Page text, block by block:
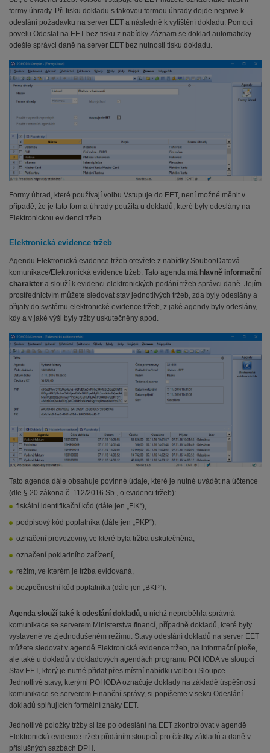
formy úhrady. Při tisku dokladu s takovou formou úhrady dojde nejprve k
odeslání požadavku na server EET a následně k vytištění dokladu. Pomocí
povelu Odeslat na EET bez tisku z nabídky Záznam se doklad automaticky
odešle správci daně na server EET bez nutnosti tisku dokladu.
Formy úhrad, které používají volbu Vstupuje do EET, není možné měnit v
případě, že je tato forma úhrady použita u dokladů, které byly odeslány na
Elektronickou evidenci tržeb.
Elektronická evidence tržeb
Agendu Elektronická evidence tržeb otevřete z nabídky Soubor/Datová
komunikace/Elektronická evidence tržeb. Tato agenda má hlavně informační
charakter a slouží k evidenci elektronických podání tržeb správci daně. Jejím
prostřednictvím můžete sledovat stav jednotlivých tržeb, zda byly odeslány a
přijaty do systému elektronické evidence tržeb, z jaké agendy byly odeslány,
kdy a v jaké výši byly tržby uskutečněny apod.
Tato agenda dále obsahuje povinné údaje, které je nutné uvádět na účtence
(dle § 20 zákona č. 112/2016 Sb., o evidenci tržeb):
fiskální identifikační kód (dále jen „FIK“),
podpisový kód poplatníka (dále jen „PKP“),
označení provozovny, ve které byla tržba uskutečněna,
označení pokladního zařízení,
režim, ve kterém je tržba evidovaná,
bezpečnostní kód poplatníka (dále jen „BKP“).
Agenda slouží také k odeslání dokladů , u nichž neproběhla správná
komunikace se serverem Ministerstva financí, případně dokladů, které byly
vystavené ve zjednodušeném režimu. Stavy odeslání dokladů na server EET
můžete sledovat v agendě Elektronická evidence tržeb, na informační ploše,
ale také u dokladů v dokladových agendách programu POHODA ve sloupci
Stav EET, který je nutné přidat přes místní nabídku volbou Sloupce.
Jednotlivé stavy, kterými POHODA označuje doklady na základě úspěšnosti
komunikace se serverem Finanční správy, si popíšeme v sekci Odeslání
dokladů splňujících formální znaky EET.
Jednotlivé položky tržby si lze po odeslání na EET zkontrolovat v agendě
Elektronická evidence tržeb přidáním sloupců pro částky základů a daně v
příslušných sazbách DPH.